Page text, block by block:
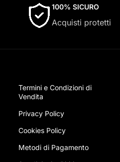
100% SICURO
Acquisti protetti
Termini e Condizioni di
Vendita
Privacy Policy
Cookies Policy
Metodi di Pagamento